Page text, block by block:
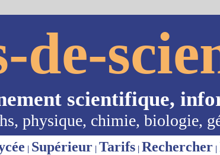
de-
scientifique,
physique, chimie, biologie,
| Supérieur | Tarifs | Rechercher |